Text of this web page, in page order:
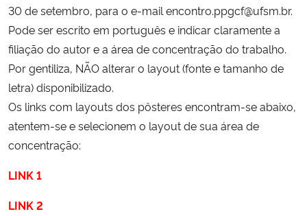
30 de setembro, para o e-mail encontro.ppgcf@ufsm.br.
Pode ser escrito em português e indicar claramente a
filiação do autor e a área de concentração do trabalho.
Por gentiliza, NÃO alterar o layout (fonte e tamanho de
letra) disponibilizado.
Os links com layouts dos pôsteres encontram-se abaixo,
atentem-se e selecionem o layout de sua área de
concentração:
LINK 1
LINK 2